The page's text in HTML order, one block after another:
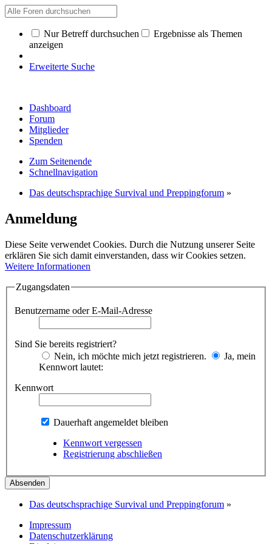
Nur Betreff durchsuchen
Ergebnisse als Themen
anzeigen
Erweiterte Suche
Dashboard
Forum
Mitglieder
Spenden
Zum Seitenende
Schnellnavigation
Das deutschsprachige Survival und Preppingforum »
Anmeldung
Diese Seite verwendet Cookies. Durch die Nutzung unserer Seite
erklären Sie sich damit einverstanden, dass wir Cookies setzen.
Weitere Informationen
Zugangsdaten
Benutzername oder E-Mail-Adresse
Sind Sie bereits registriert?
Nein, ich möchte mich jetzt registrieren.
Ja, mein
Kennwort lautet:
Kennwort
Dauerhaft angemeldet bleiben
Kennwort vergessen
Registrierung abschließen
Das deutschsprachige Survival und Preppingforum »
Impressum
Datenschutzerklärung